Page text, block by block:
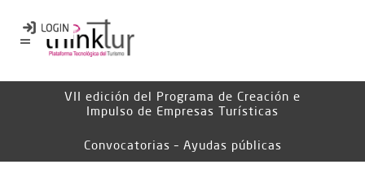
VII edición del Programa de Creación e
Impulso de Empresas Turísticas
Convocatorias – Ayudas públicas